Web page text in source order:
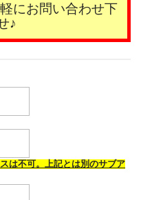
にお問い合わせ下
♪
は不可。上記とは別のサブア